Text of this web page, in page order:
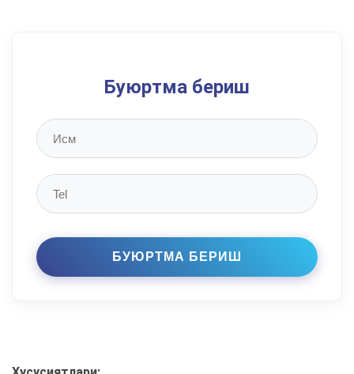
Буюртма бериш